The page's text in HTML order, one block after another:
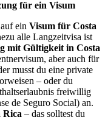
für ein Visum
ein Visum für Costa
alle Langzeitvisa ist
mit Gültigkeit in Costa
aber auch für
musst du eine private
– oder du
freiwillig
de Seguro Social) an.
Rica – das solltest du